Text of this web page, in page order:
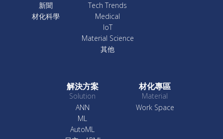
新聞
材化科學
Tech Trends
Medical
IoT
Material Science
其他
解決方案
Solution
ANN
ML
AutoML
材化專區
Material
Work Space